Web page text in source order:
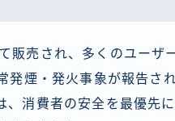
売され、多くのユーザ
発煙・発火事象が報告さ
消費者の安全を最優先